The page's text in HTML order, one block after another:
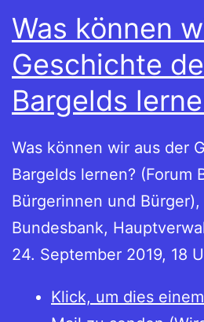
Was können
Geschichte
Bargelds
Was können wir aus der
Bargelds lernen? (Forum
Bürgerinnen und
Bundesbank,
24. September 2019,
Klick, um dies